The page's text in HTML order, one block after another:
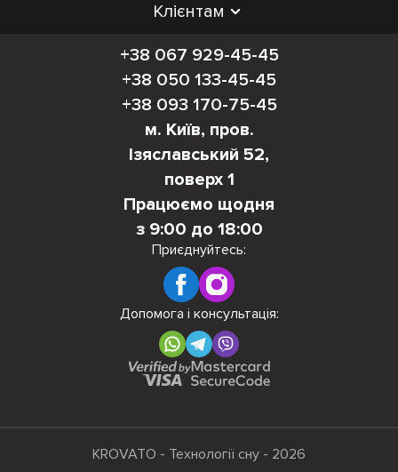
Клієнтам
+38 067 929-45-45
+38 050 133-45-45
+38 093 170-75-45
м. Київ, пров.
Ізяславський 52,
поверх 1
Працюємо щодня
з 9:00 до 18:00
Приєднуйтесь:
Допомога і консультація:
KROVATO - Технології сну - 2026